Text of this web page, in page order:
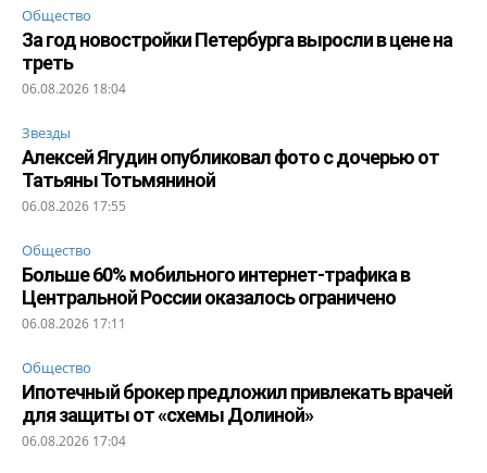
Общество
За год новостройки Петербурга выросли в цене на
треть
06.08.2026 18:04
Звезды
Алексей Ягудин опубликовал фото с дочерью от
Татьяны Тотьмяниной
06.08.2026 17:55
Общество
Больше 60% мобильного интернет-трафика в
Центральной России оказалось ограничено
06.08.2026 17:11
Общество
Ипотечный брокер предложил привлекать врачей
для защиты от «схемы Долиной»
06.08.2026 17:04